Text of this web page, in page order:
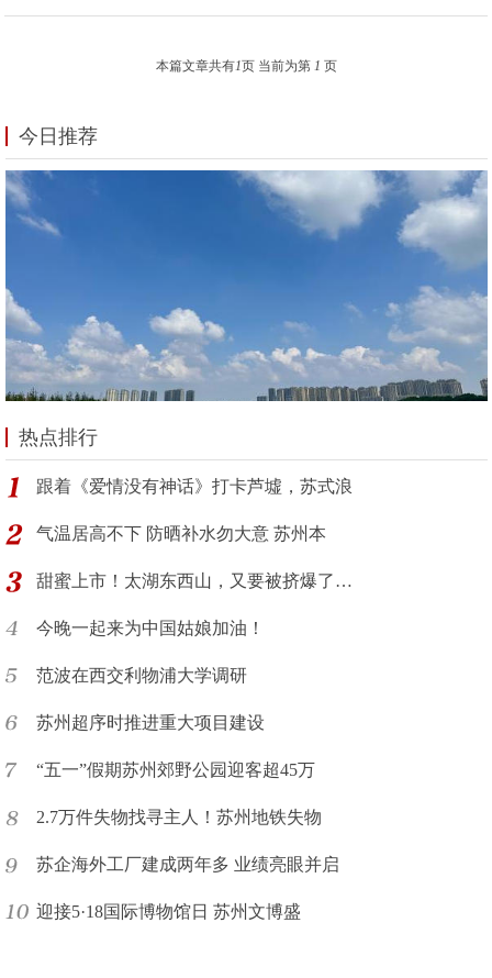
本篇文章共有1页 当前为第 1 页
今日推荐
热点排行
跟着《爱情没有神话》打卡芦墟，苏式浪
气温居高不下 防晒补水勿大意 苏州本
甜蜜上市！太湖东西山，又要被挤爆了…
今晚一起来为中国姑娘加油！
范波在西交利物浦大学调研
苏州超序时推进重大项目建设
“五一”假期苏州郊野公园迎客超45万
2.7万件失物找寻主人！苏州地铁失物
苏企海外工厂建成两年多 业绩亮眼并启
迎接5·18国际博物馆日 苏州文博盛